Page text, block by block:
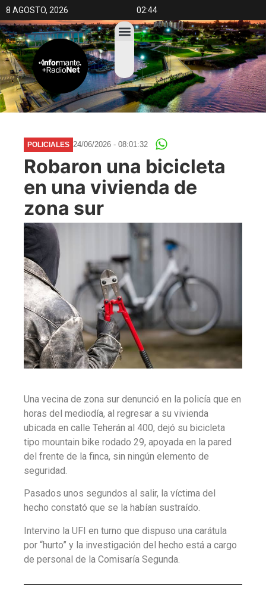
8 AGOSTO, 2026 02:44
POLICIALES 24/06/2026 - 08:01:32
Robaron una bicicleta
en una vivienda de
zona sur
Una vecina de zona sur denunció en la policía que en
horas del mediodía, al regresar a su vivienda
ubicada en calle Teherán al 400, dejó su bicicleta
tipo mountain bike rodado 29, apoyada en la pared
del frente de la finca, sin ningún elemento de
seguridad.
Pasados unos segundos al salir, la víctima del
hecho constató que se la habían sustraído.
Intervino la UFI en turno que dispuso una carátula
por “hurto” y la investigación del hecho está a cargo
de personal de la Comisaría Segunda.